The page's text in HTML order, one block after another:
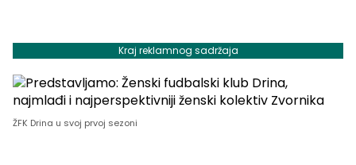
Kraj reklamnog sadržaja
ŽFK Drina u svoj prvoj sezoni